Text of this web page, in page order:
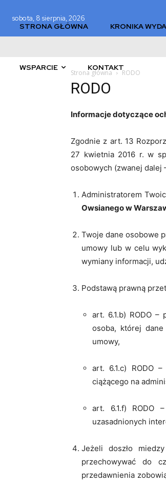
sobota, 8 sierpnia, 2026
STRONA GŁÓWNA KRONIKA
WSPARCIE KONTAKT
Strona główna RODO
RODO
Informacje dotyczące
Zgodnie z art. 13
27 kwietnia 2016 r. w
osobowych (zwanej dalej
Administratorem
Owsianego w
Twoje dane osobowe
umowy lub w celu
wymiany informacji,
Podstawą prawną
art. 6.1.b) RODO
osoba, której
umowy,
art. 6.1.c) RODO
ciążącego na
art. 6.1.f) RODO
uzasadnionych
Jeżeli doszło
przechowywać do
przedawnienia